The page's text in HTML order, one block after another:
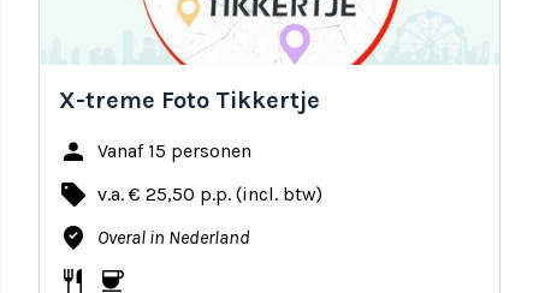
X-treme Foto Tikkertje
person Vanaf 15 personen
local_offer v.a. € 25,50 p.p. (incl. btw)
where_to_vote Overal in Nederland
restaurant coffee